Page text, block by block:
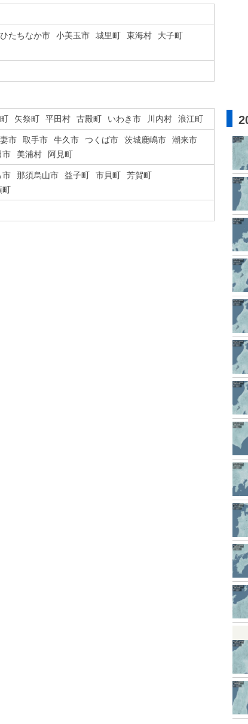
ひたちなか市 小美玉市 城里町 東海村
大子町
矢祭町 平田村 古殿町 いわき市 川内村 浪江町
市 取手市 牛久市 つくば市 茨城鹿嶋市
潮来市
市 美浦村 阿見町
市 那須烏山市 益子町 市貝町
芳賀町
町